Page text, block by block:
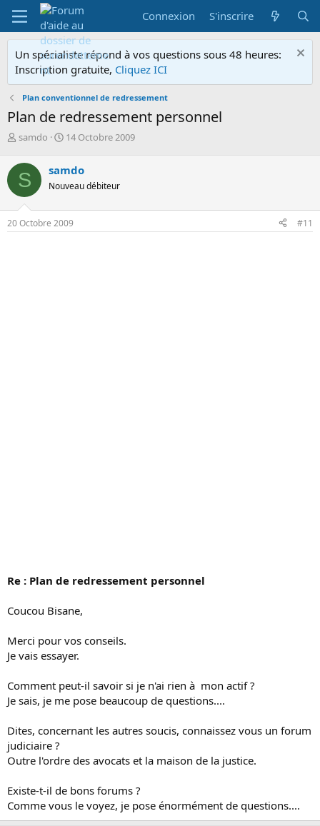
Connexion S'inscrire
Un spécialiste répond à vos questions sous 48 heures:
Inscription gratuite, Cliquez ICI
Plan conventionnel de redressement
Plan de redressement personnel
A
t
e
u
r
d
e
samdo
D
e
d
d
é
14 Octobre 2009
S samdo
Nouveau débiteur
20 Octobre 2009 #11
Re : Plan de redressement personnel
Coucou Bisane,
Merci pour vos conseils.
Je vais essayer.
Comment peut-il savoir si je n'ai rien à mon actif ?
Je sais, je me pose beaucoup de questions....
Dites, concernant les autres soucis, connaissez vous un forum
judiciaire ?
Outre l'ordre des avocats et la maison de la justice.
Existe-t-il de bons forums ?
Comme vous le voyez, je pose énormément de questions....